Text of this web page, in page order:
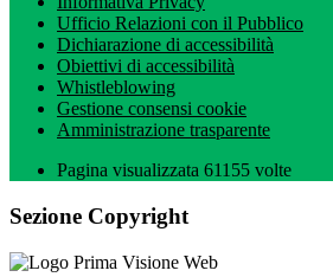
Ufficio Relazioni con il Pubblico
Dichiarazione di accessibilità
Obiettivi di accessibilità
Whistleblowing
Gestione consensi cookie
Amministrazione trasparente
Pagina visualizzata 61155 volte
Sezione Copyright